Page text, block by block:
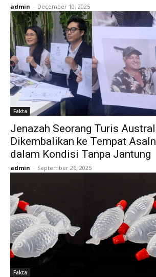
admin - December 10, 2025
Fakta
Jenazah Seorang Turis
Dikembalikan ke Tempat
dalam Kondisi Tanpa Jantung
admin - September 26, 2025
Fakta